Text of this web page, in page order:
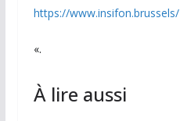
https://www.insifon.brussels/
«.
À lire aussi